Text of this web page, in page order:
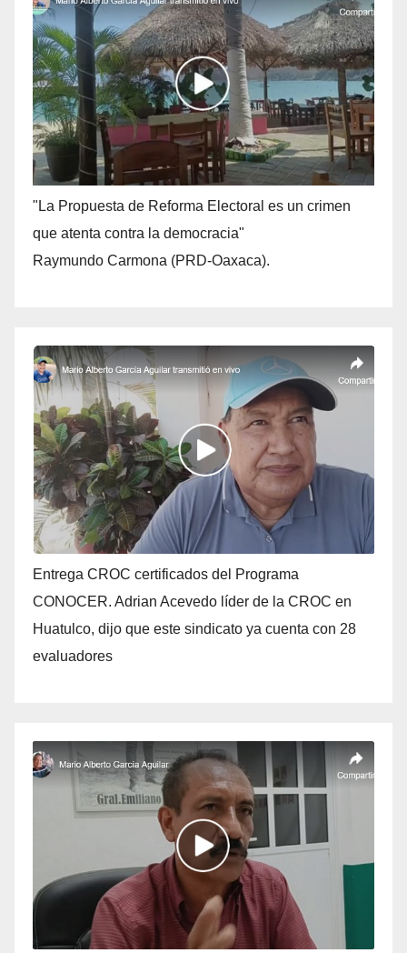
"La Propuesta de Reforma Electoral es un crimen
que atenta contra la democracia"
Raymundo Carmona (PRD-Oaxaca).
Entrega CROC certificados del Programa
CONOCER. Adrian Acevedo líder de la CROC en
Huatulco, dijo que este sindicato ya cuenta con 28
evaluadores